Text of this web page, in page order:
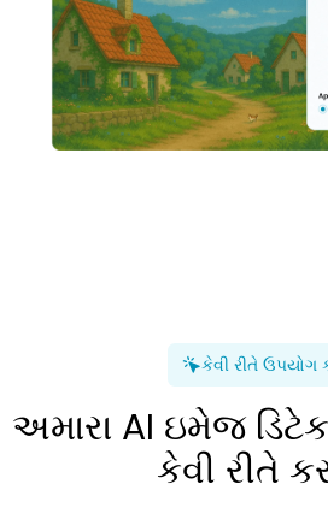
કેવી રીતે ઉપયોગ
અમારા AI ઇમેજ
કેવી રીતે